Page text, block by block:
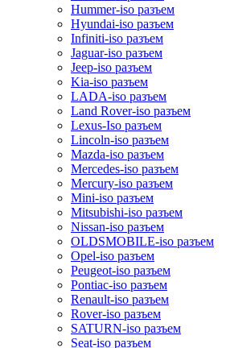
Hummer-iso разъем
Hyundai-iso разъем
Infiniti-iso разъем
Jaguar-iso разъем
Jeep-iso разъем
Kia-iso разъем
LADA-iso разъем
Land Rover-iso разъем
Lexus-Iso разъем
Lincoln-iso разъем
Mazda-iso разъем
Mercedes-iso разъем
Mercury-iso разъем
Mini-iso разъем
Mitsubishi-iso разъем
Nissan-iso разъем
OLDSMOBILE-iso разъем
Opel-iso разъем
Peugeot-iso разъем
Pontiac-iso разъем
Renault-iso разъем
Rover-iso разъем
SATURN-iso разъем
Seat-iso разъем